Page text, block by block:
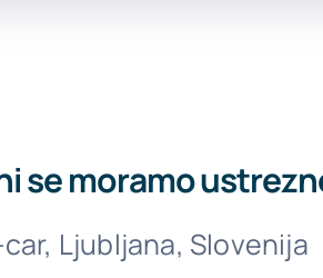
se moramo
Ljubljana, Slovenija